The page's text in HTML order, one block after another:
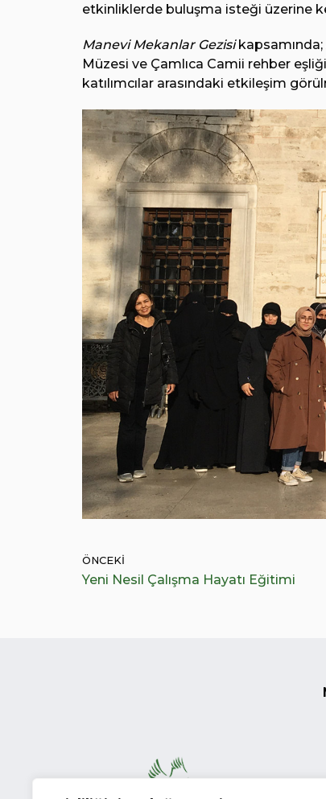
etkinliklerde buluşma isteği üzerine
Manevi Mekanlar Gezisi
Müzesi ve Çamlıca Camii rehber
katılımcılar arasındaki etkileşim
ÖNCEKI
Yeni Nesil Çalışma Hayatı Eğitimi